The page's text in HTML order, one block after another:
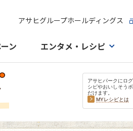
アサヒグループホールディングス
ン エンタメ・レシピ
アサヒパークにロ
シピやおいしそう
だけます。
MYレシピとは